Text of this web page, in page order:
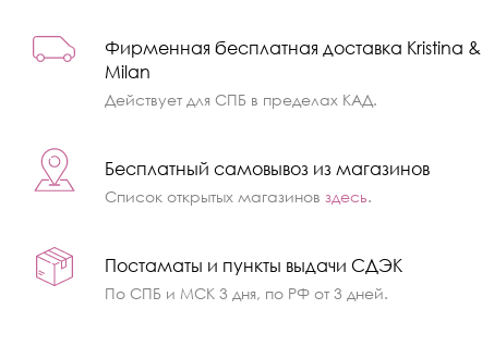
Фирменная бесплатная доставка Kristina &
Milan
Действует для СПБ в пределах КАД.
Бесплатный самовывоз из магазинов
Список открытых магазиновздесь.
Постаматы и пункты выдачи СДЭК
По СПБ и МСК 3 дня, по РФ от 3 дней.